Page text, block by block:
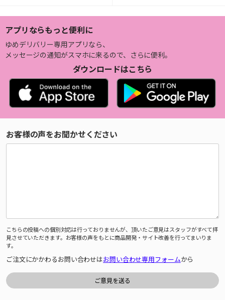
アプリならもっと便利に
ゆめデリバリー専用アプリなら、
メッセージの通知がスマホに来るので、さらに便利。
ダウンロードはこちら
お客様の声をお聞かせください
こちらの投稿への個別対応は行っておりませんが、頂いたご意見はスタッフがすべて拝
見させていただきます。お客様の声をもとに商品開発・サイト改善を行ってまいりま
す。
ご注文にかかわるお問い合わせはお問い合わせ専用フォームから